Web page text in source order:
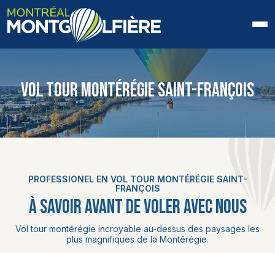
QUI SOMMES-NOUS
FAQ
PHOTOS ET VIDÉOS
VOL TOUR MONTÉRÉGIE SAINT-FRANÇOIS
PROFESSIONEL EN VOL TOUR MONTÉRÉGIE SAINT-
FRANÇOIS
À SAVOIR AVANT DE VOLER AVEC NOUS
Vol tour montérégie incroyable au-dessus des paysages les
plus magnifiques de la Montérégie.